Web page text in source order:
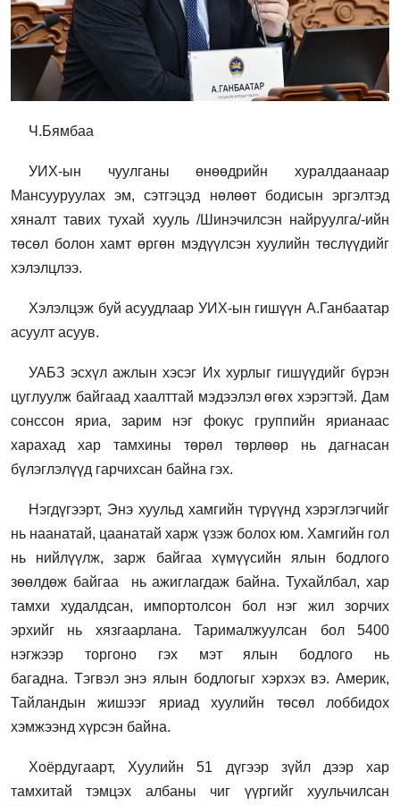
Ч.Бямбаа
УИХ-ын чуулганы өнөөдрийн хуралдаанаар
Мансууруулах эм, сэтгэцэд нөлөөт бодисын эргэлтэд
хяналт тавих тухай хууль /Шинэчилсэн найруулга/-ийн
төсөл болон хамт өргөн мэдүүлсэн хуулийн төслүүдийг
хэлэлцлээ.
Хэлэлцэж буй асуудлаар УИХ-ын гишүүн А.Ганбаатар
асуулт асуув.
УАБЗ эсхүл ажлын хэсэг Их хурлыг гишүүдийг бүрэн
цуглуулж байгаад хаалттай мэдээлэл өгөх хэрэгтэй. Дам
сонссон яриа, зарим нэг фокус группийн ярианаас
харахад хар тамхины төрөл төрлөөр нь дагнасан
бүлэглэлүүд гарчихсан байна гэх.
Нэгдүгээрт, Энэ хуульд хамгийн түрүүнд хэрэглэгчийг
нь наанатай, цаанатай харж үзэж болох юм. Хамгийн гол
нь нийлүүлж, зарж байгаа хүмүүсийн ялын бодлого
зөөлдөж байгаа нь ажиглагдаж байна. Тухайлбал, хар
тамхи худалдсан, импортолсон бол нэг жил зорчих
эрхийг нь хязгаарлана. Тарималжуулсан бол 5400
нэгжээр торгоно гэх мэт ялын бодлого нь
багадна. Тэгвэл энэ ялын бодлогыг хэрхэх вэ. Америк,
Тайландын жишээг яриад хуулийн төсөл лоббидох
хэмжээнд хүрсэн байна.
Хоёрдугаарт, Хуулийн 51 дүгээр зүйл дээр хар
тамхитай тэмцэх албаны чиг үүргийг хуульчилсан